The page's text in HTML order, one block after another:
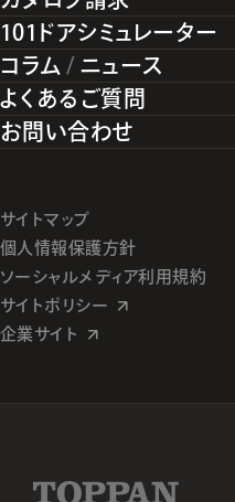
101ドアシミュレーター
コラム / ニュース
よくあるご質問
お問い合わせ
サイトマップ
個人情報保護方針
ソーシャルメディア利用規約
サイトポリシー
企業サイト